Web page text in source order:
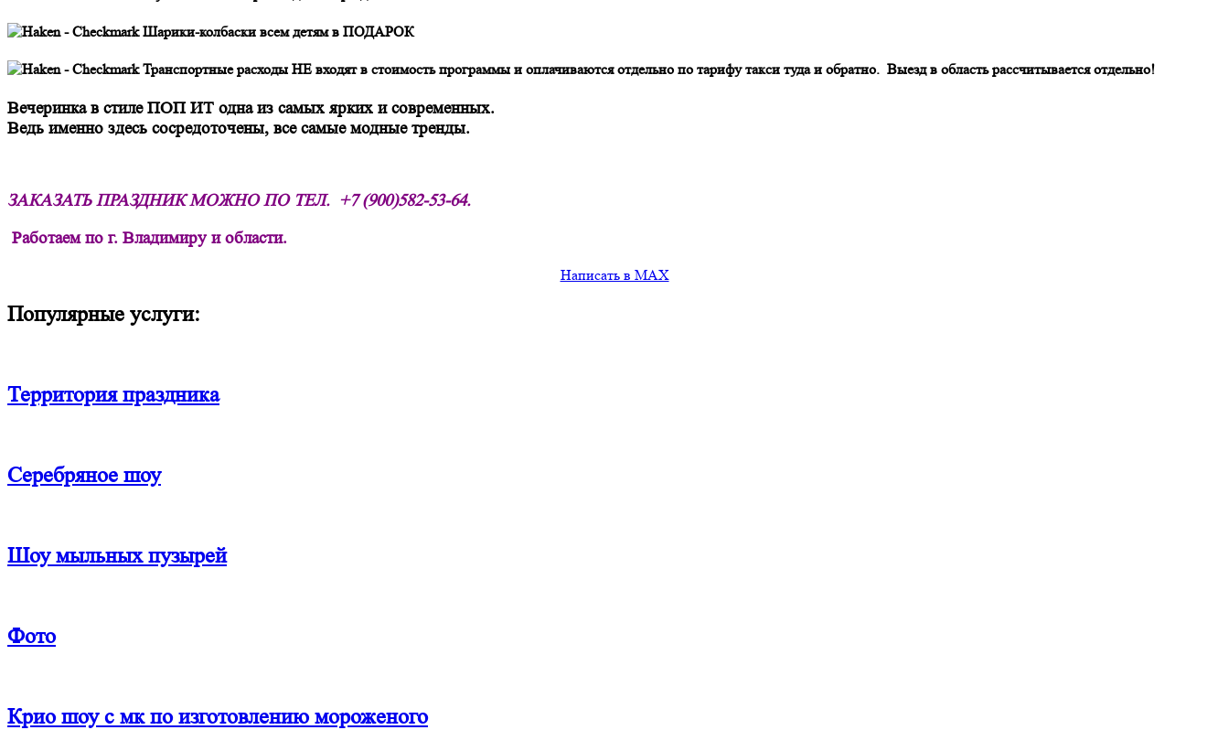
Шарики-колбаски всем детям в ПОДАРОК
Транспортные расходы НЕ входят в стоимость программы и оплачиваются отдельно по тарифу такси туда и обратно. Выезд в область рассчитывается отдельно!
Вечеринка в стиле ПОП ИТ одна из самых ярких и современных.
Ведь именно здесь сосредоточены, все самые модные тренды.
ЗАКАЗАТЬ ПРАЗДНИК МОЖНО ПО ТЕЛ. +7 (900)582-53-64.
Работаем по г. Владимиру и области.
Написать в MAX
Популярные услуги:
Территория праздника
Серебряное шоу
Шоу мыльных пузырей
Фото
Крио шоу с мк по изготовлению мороженого